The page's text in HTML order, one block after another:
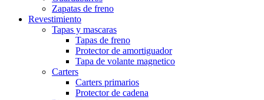
Zapatas de freno
Revestimiento
Tapas y mascaras
Tapas de freno
Protector de amortiguador
Tapa de volante magnetico
Carters
Carters primarios
Protector de cadena